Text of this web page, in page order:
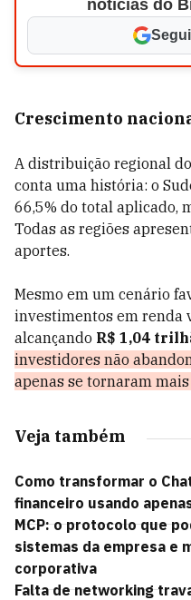
notícias do
Crescimento
A distribuição regional
conta uma história: o
66,5% do total aplicado,
Todas as regiões
aportes.
Mesmo em um cenário
investimentos em renda
alcançando R$ 1,04
investidores não
apenas se tornaram
Veja também
Como transformar o
financeiro usando
MCP: o protocolo que
sistemas da empresa e
corporativa
Falta de networking